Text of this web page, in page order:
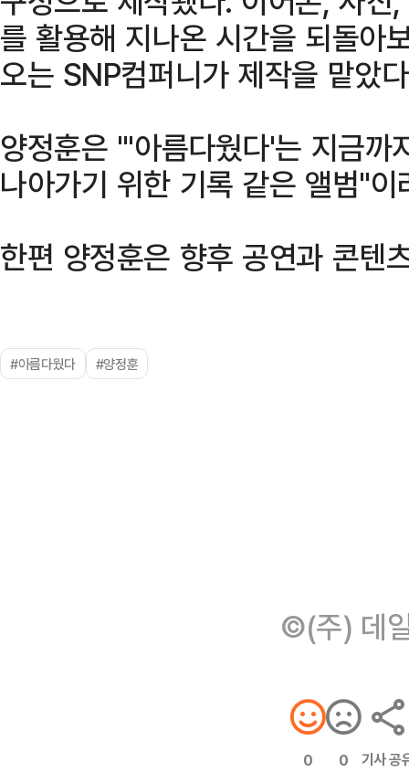
를 활용해 지나온 시간을 되돌아
오는 SNP컴퍼니가 제작을 맡았
양정훈은 "'아름다웠다'는 지금까
나아가기 위한 기록 같은 앨범"이
한편 양정훈은 향후 공연과 콘텐
#아름다웠다 #양정훈
©(주) 데
0 0 기사 공